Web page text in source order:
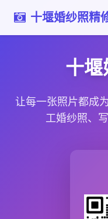
十堰婚纱照精
十
让每一张照片都成
工婚纱照、